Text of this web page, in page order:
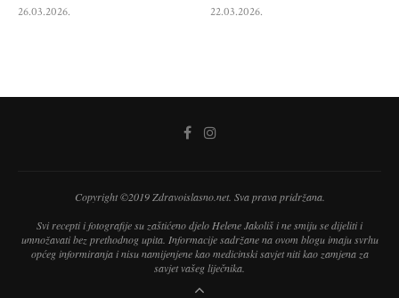
26.03.2026. 22.03.2026.
Copyright ©2019 Zdravoislasno.net. Sva prava pridržana.
Svi recepti i fotografije su zaštićeno djelo Helene Jakoliš i ne smiju se dijeliti i
umnožavati bez prethodnog upita. Informacije sadržane na ovom blogu imaju svrhu
općeg informiranja i nisu namijenjene kao medicinski savjet niti kao zamjena za
savjet vašeg liječnika.